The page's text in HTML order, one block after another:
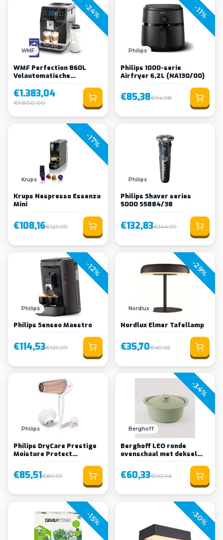
Loading...
-24%
WMF
WMF Perfection 860L
Volautomatische
Espressomachine
€1.383,04
€1.800,00
-11%
Philips
Philips 1000-serie
Airfryer 6,2L (NA130/00)
€85,38€94,98
-17%
Krups
Krups Nespresso Essenza
Mini
€108,16€129,99
Philips
Philips Shaver series
5000 S5884/38
€132,83€144,99
-12%
Philips
Philips Senseo Maestro
€114,53€129,99
-29%
Nordlux
Nordlux Elmer Tafellamp
€35,70€49,95
Philips
Philips DryCare Prestige
Moisture Protect
hairdryer HP8280/0
€85,51€89,99
-34%
Berghoff
Berghoff LEO ronde
ovenschaal met deksel
€60,33€90,96
-15% -30%